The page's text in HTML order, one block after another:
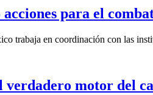
para el
trabaja en coordinación con las
verdadero motor del